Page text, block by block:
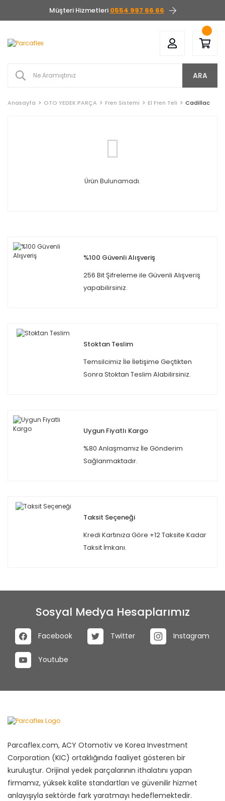
Müşteri Hizmetleri 0554 997 66 66
ARA
Anasayfa OTO YEDEK PARÇA Fren Sistemi El Fren Teli Cadillac
Ürün Bulunamadı.
%100 Güvenli Alışveriş
256 Bit Şifreleme ile Güvenli Alışveriş
yapabilirsiniz.
Stoktan Teslim
Temsilcimiz İle İletişime Geçtikten
Sonra Stoktan Teslim Alabilirsiniz.
Uygun Fiyatlı Kargo
%80 Anlaşmamız İle Gönderim
Sağlanmaktadır.
Taksit Seçeneği
Kredi Kartınıza Göre +12 Taksite Kadar
Taksit İmkanı.
Sosyal Medya Hesaplarımız
Facebook Twitter Instagram
Youtube
Parcaflex.com, ACY Otomotiv ve Korea Investment
Corporation (KIC) ortaklığında faaliyet gösteren bir
kuruluştur. Orijinal yedek parçalarının ithalatını yapan
firmamız, yüksek kalite standartları ve güvenilir hizmet
anlayışıyla sektörde fark yaratmayı hedeflemektedir.